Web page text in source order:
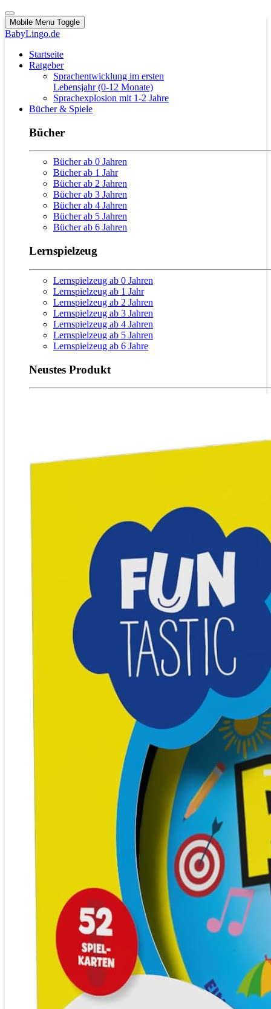
Mobile Menu Toggle
BabyLingo.de
Startseite
Ratgeber
Sprachentwicklung im ersten
Lebensjahr (0-12 Monate)
Sprachexplosion mit 1-2 Jahre
Bücher & Spiele
Bücher
Bücher ab 0 Jahren
Bücher ab 1 Jahr
Bücher ab 2 Jahren
Bücher ab 3 Jahren
Bücher ab 4 Jahren
Bücher ab 5 Jahren
Bücher ab 6 Jahren
Lernspielzeug
Lernspielzeug ab 0 Jahren
Lernspielzeug ab 1 Jahr
Lernspielzeug ab 2 Jahren
Lernspielzeug ab 3 Jahren
Lernspielzeug ab 4 Jahren
Lernspielzeug ab 5 Jahren
Lernspielzeug ab 6 Jahre
Neustes Produkt